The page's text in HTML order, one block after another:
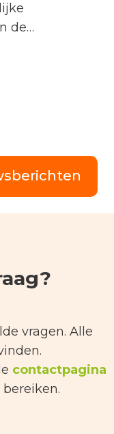
de
Sjaak
beheer nu
vragen. Alle
contactpagina
bereiken.